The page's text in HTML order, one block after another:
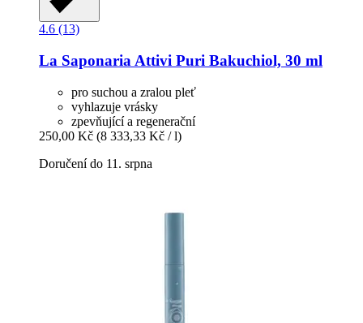
4.6 (13)
La Saponaria Attivi Puri Bakuchiol, 30 ml
pro suchou a zralou pleť
vyhlazuje vrásky
zpevňující a regenerační
250,00 Kč (8 333,33 Kč / l)
Doručení do 11. srpna